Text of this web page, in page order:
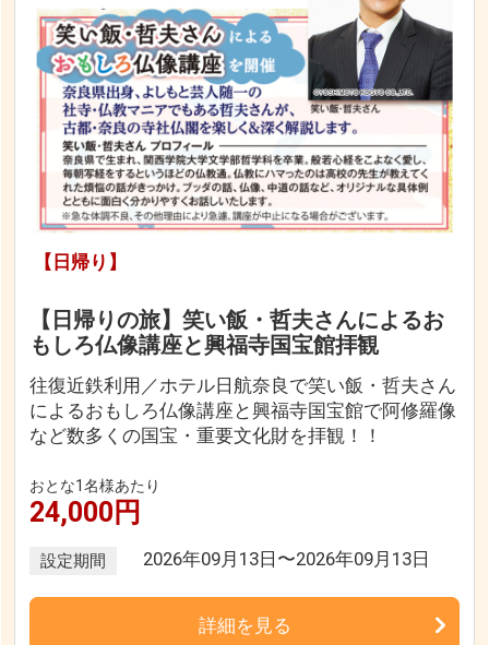
【日帰り】
【日帰りの旅】笑い飯・哲夫さんによるお
もしろ仏像講座と興福寺国宝館拝観
往復近鉄利用／ホテル日航奈良で笑い飯・哲夫さん
によるおもしろ仏像講座と興福寺国宝館で阿修羅像
など数多くの国宝・重要文化財を拝観！！
おとな1名様あたり
24,000円
設定期間 2026年09月13日〜2026年09月13日
詳細を見る